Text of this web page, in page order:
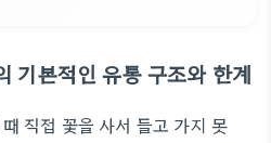
기본적인 유통 구조와 한계
직접 꽃을 사서 들고 가지 못